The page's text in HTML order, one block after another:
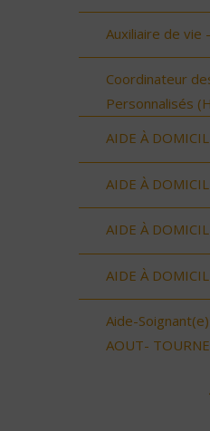
Auxiliaire de vie
Coordinateur
Personnalisés
AIDE À
AIDE À
AIDE À
AIDE À
Aide-
AOUT-